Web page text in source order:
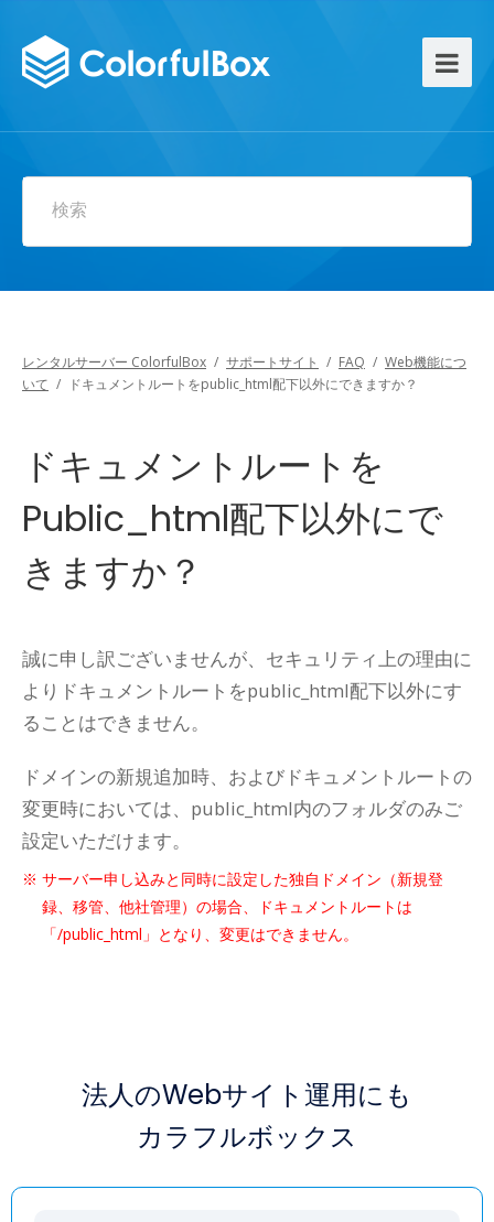
検索
レンタルサーバー ColorfulBox / サポートサイト / FAQ / Web機能につ
いて / ドキュメントルートをpublic_html配下以外にできますか？
ドキュメントルートを
Public_html配下以外にで
きますか？
誠に申し訳ございませんが、セキュリティ上の理由に
よりドキュメントルートをpublic_html配下以外にす
ることはできません。
ドメインの新規追加時、およびドキュメントルートの
変更時においては、public_html内のフォルダのみご
設定いただけます。
サーバー申し込みと同時に設定した独自ドメイン（新規登
録、移管、他社管理）の場合、ドキュメントルートは
「/public_html」となり、変更はできません。
法人のWebサイト運用にも
カラフルボックス